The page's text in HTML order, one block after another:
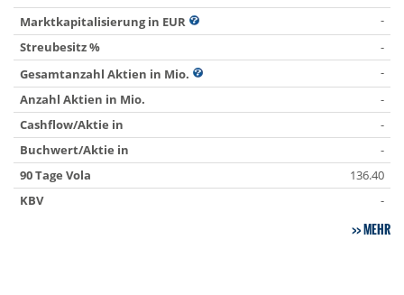
Marktkapitalisierung in EUR
-
Streubesitz %
-
Gesamtanzahl Aktien in Mio.
-
Anzahl Aktien in Mio.
-
Cashflow/Aktie in
-
Buchwert/Aktie in
-
90 Tage Vola
136.40
KBV
-
MEHR